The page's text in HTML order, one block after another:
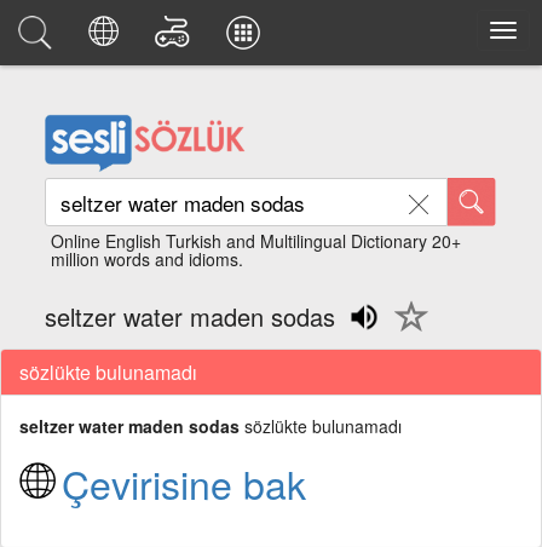
Online English Turkish and Multilingual Dictionary 20+
million words and idioms.
seltzer water maden sodas
sözlükte bulunamadı
seltzer water maden sodas sözlükte bulunamadı
Çevirisine bak